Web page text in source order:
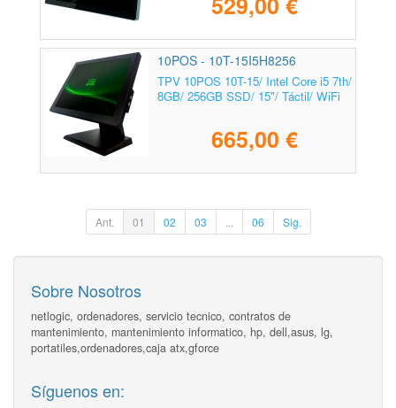
10POS - 10T-15I5H8256
TPV 10POS 10T-15/ Intel Core i5 7th/
8GB/ 256GB SSD/ 15"/ Táctil/ WiFi
665,00 €
Ant. 01 02 03 ... 06 Sig.
Sobre Nosotros
netlogic, ordenadores, servicio tecnico, contratos de
mantenimiento, mantenimiento informatico, hp, dell,asus, lg,
portatiles,ordenadores,caja atx,gforce
Síguenos en: